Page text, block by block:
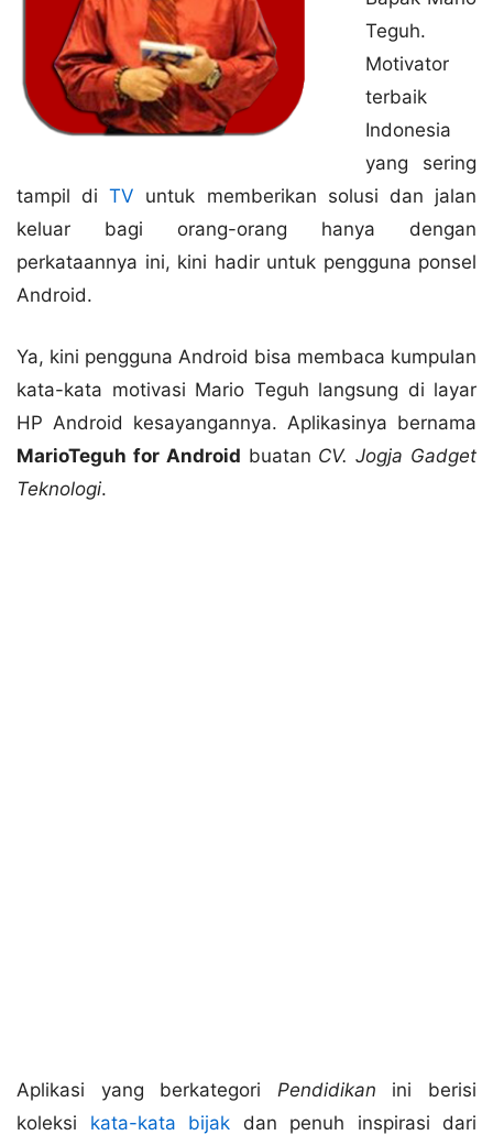
Teguh.
Motivator
terbaik
Indonesia
yang sering
tampil diTV untuk memberikan solusi dan jalan
keluar bagi orang-orang hanya dengan
perkataannya ini, kini hadir untuk pengguna ponsel
Android.
Ya, kini pengguna Android bisa membaca kumpulan
kata-kata motivasi Mario Teguh langsung di layar
HP Android kesayangannya. Aplikasinya bernama
MarioTeguh for Android buatan CV. Jogja Gadget
Teknologi.
Aplikasi yang berkategori Pendidikan ini berisi
koleksi kata-kata bijak dan penuh inspirasi dari